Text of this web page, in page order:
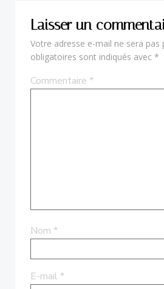
Laisser un
Votre adresse e-mail ne sera pas
obligatoires sont indiqués avec *
Commentaire *
Nom *
E-mail *